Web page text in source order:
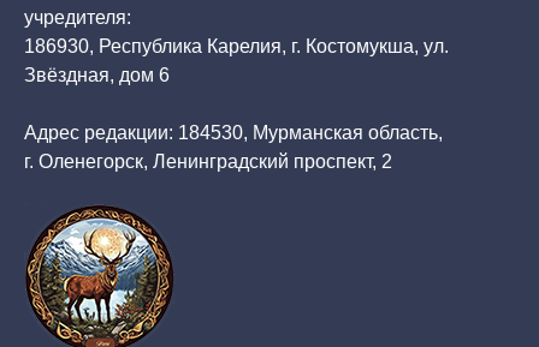
учредителя:
186930, Республика Карелия, г. Костомукша, ул.
Звёздная, дом 6
Адрес редакции: 184530, Мурманская область,
г. Оленегорск, Ленинградский проспект, 2